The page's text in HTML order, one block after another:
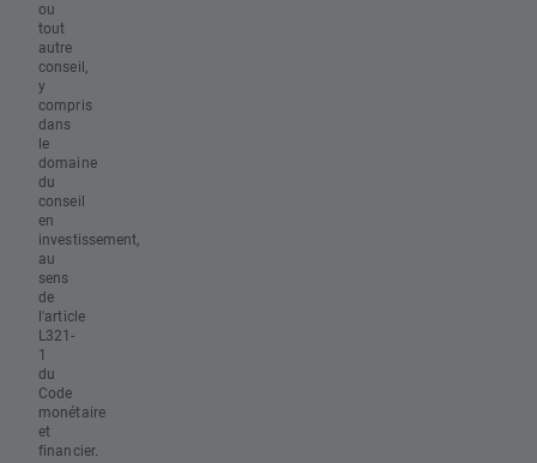
ou
tout
autre
conseil,
y
compris
dans
le
domaine
du
conseil
en
investissement,
au
sens
de
l'article
L321-
1
du
Code
monétaire
et
financier.